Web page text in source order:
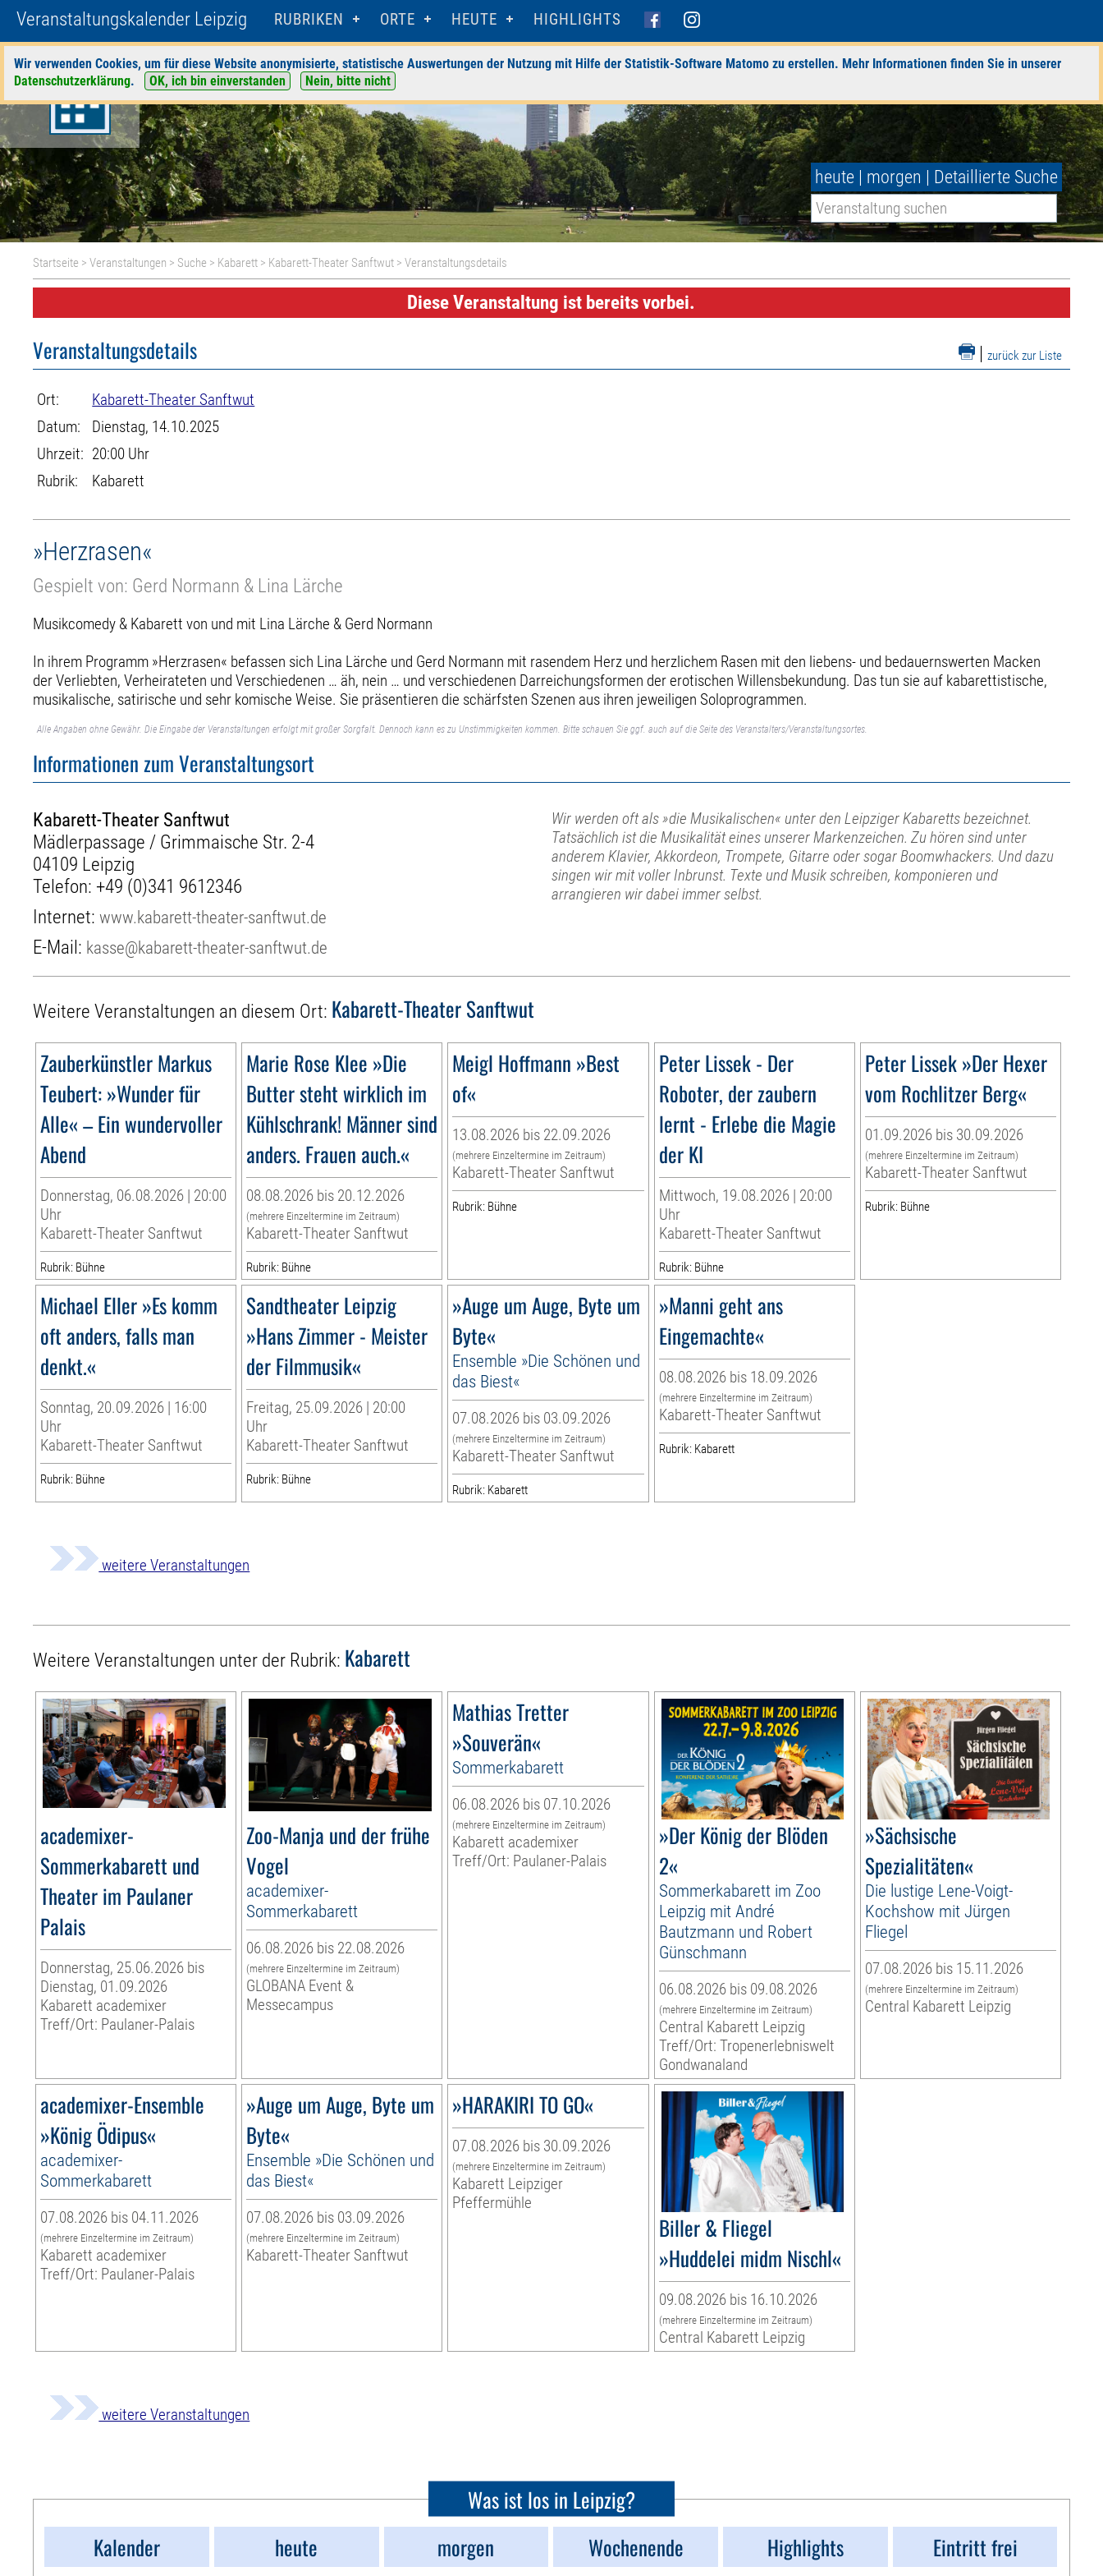
Veranstaltungskalender Leipzig RUBRIKEN ORTE HEUTE HIGHLIGHTS
Wir verwenden Cookies, um für diese Website anonymisierte, statistische Auswertungen der Nutzung mit Hilfe der Statistik-Software Matomo zu erstellen. Mehr Informationen finden Sie in unserer
Datenschutzerklärung. OK, ich bin einverstanden Nein, bitte nicht
heute | morgen | Detaillierte Suche
Startseite >Veranstaltungen > Suche > Kabarett > Kabarett-Theater Sanftwut > Veranstaltungsdetails
Diese Veranstaltung ist bereits vorbei.
| zurück zur Liste
Veranstaltungsdetails
Ort:
Kabarett-Theater Sanftwut
Datum:
Dienstag, 14.10.2025
Uhrzeit: 20:00 Uhr
Rubrik:
Kabarett
»Herzrasen«
Gespielt von: Gerd Normann & Lina Lärche
Musikcomedy & Kabarett von und mit Lina Lärche & Gerd Normann
In ihrem Programm »Herzrasen« befassen sich Lina Lärche und Gerd Normann mit rasendem Herz und herzlichem Rasen mit den liebens- und bedauernswerten Macken
der Verliebten, Verheirateten und Verschiedenen … äh, nein … und verschiedenen Darreichungsformen der erotischen Willensbekundung. Das tun sie auf kabarettistische,
musikalische, satirische und sehr komische Weise. Sie präsentieren die schärfsten Szenen aus ihren jeweiligen Soloprogrammen.
Alle Angaben ohne Gewähr. Die Eingabe der Veranstaltungen erfolgt mit großer Sorgfalt. Dennoch kann es zu Unstimmigkeiten kommen. Bitte schauen Sie ggf. auch auf die Seite des Veranstalters/Veranstaltungsortes.
Informationen zum Veranstaltungsort
Kabarett-Theater Sanftwut
Mädlerpassage / Grimmaische Str. 2-4
04109 Leipzig
Telefon: +49 (0)341 9612346
Internet:www.kabarett-theater-sanftwut.de
E-Mail: kasse@kabarett-theater-sanftwut.de
Wir werden oft als »die Musikalischen« unter den Leipziger Kabaretts bezeichnet.
Tatsächlich ist die Musikalität eines unserer Markenzeichen. Zu hören sind unter
anderem Klavier, Akkordeon, Trompete, Gitarre oder sogar Boomwhackers. Und dazu
singen wir mit voller Inbrunst. Texte und Musik schreiben, komponieren und
arrangieren wir dabei immer selbst.
Weitere Veranstaltungen an diesem Ort: Kabarett-Theater Sanftwut
Zauberkünstler Markus
Teubert: »Wunder für
Alle« – Ein wundervoller
Abend
Donnerstag, 06.08.2026 | 20:00
Uhr
Kabarett-Theater Sanftwut
Rubrik: Bühne
Marie Rose Klee »Die
Butter steht wirklich im
Kühlschrank! Männer sind
anders. Frauen auch.«
08.08.2026 bis 20.12.2026
(mehrere Einzeltermine im Zeitraum)
Kabarett-Theater Sanftwut
Rubrik: Bühne
Meigl Hoffmann »Best
of«
13.08.2026 bis 22.09.2026
(mehrere Einzeltermine im Zeitraum)
Kabarett-Theater Sanftwut
Rubrik: Bühne
Peter Lissek - Der
Roboter, der zaubern
lernt - Erlebe die Magie
der KI
Mittwoch, 19.08.2026 | 20:00
Uhr
Kabarett-Theater Sanftwut
Rubrik: Bühne
Peter Lissek »Der Hexer
vom Rochlitzer Berg«
01.09.2026 bis 30.09.2026
(mehrere Einzeltermine im Zeitraum)
Kabarett-Theater Sanftwut
Rubrik: Bühne
Michael Eller »Es komm
oft anders, falls man
denkt.«
Sonntag, 20.09.2026 | 16:00
Uhr
Kabarett-Theater Sanftwut
Rubrik: Bühne
Sandtheater Leipzig
»Hans Zimmer - Meister
der Filmmusik«
Freitag, 25.09.2026 | 20:00
Uhr
Kabarett-Theater Sanftwut
Rubrik: Bühne
»Auge um Auge, Byte um
Byte«
Ensemble »Die Schönen und
das Biest«
07.08.2026 bis 03.09.2026
(mehrere Einzeltermine im Zeitraum)
Kabarett-Theater Sanftwut
Rubrik: Kabarett
»Manni geht ans
Eingemachte«
08.08.2026 bis 18.09.2026
(mehrere Einzeltermine im Zeitraum)
Kabarett-Theater Sanftwut
Rubrik: Kabarett
weitere Veranstaltungen
Weitere Veranstaltungen unter der Rubrik: Kabarett
academixer-
Sommerkabarett und
Theater im Paulaner
Palais
Donnerstag, 25.06.2026 bis
Dienstag, 01.09.2026
Kabarett academixer
Treff/Ort: Paulaner-Palais
Zoo-Manja und der frühe
Vogel
academixer-
Sommerkabarett
06.08.2026 bis 22.08.2026
(mehrere Einzeltermine im Zeitraum)
GLOBANA Event &
Messecampus
Mathias Tretter
»Souverän«
Sommerkabarett
06.08.2026 bis 07.10.2026
(mehrere Einzeltermine im Zeitraum)
Kabarett academixer
Treff/Ort: Paulaner-Palais
»Der König der Blöden
2«
Sommerkabarett im Zoo
Leipzig mit André
Bautzmann und Robert
Günschmann
06.08.2026 bis 09.08.2026
(mehrere Einzeltermine im Zeitraum)
Central Kabarett Leipzig
Treff/Ort: Tropenerlebniswelt
Gondwanaland
»Sächsische
Spezialitäten«
Die lustige Lene-Voigt-
Kochshow mit Jürgen
Fliegel
07.08.2026 bis 15.11.2026
(mehrere Einzeltermine im Zeitraum)
Central Kabarett Leipzig
academixer-Ensemble
»König Ödipus«
academixer-
Sommerkabarett
07.08.2026 bis 04.11.2026
(mehrere Einzeltermine im Zeitraum)
Kabarett academixer
Treff/Ort: Paulaner-Palais
»Auge um Auge, Byte um
Byte«
Ensemble »Die Schönen und
das Biest«
07.08.2026 bis 03.09.2026
(mehrere Einzeltermine im Zeitraum)
Kabarett-Theater Sanftwut
»HARAKIRI TO GO«
07.08.2026 bis 30.09.2026
(mehrere Einzeltermine im Zeitraum)
Kabarett Leipziger
Pfeffermühle
Biller & Fliegel
»Huddelei midm Nischl«
09.08.2026 bis 16.10.2026
(mehrere Einzeltermine im Zeitraum)
Central Kabarett Leipzig
weitere Veranstaltungen
Was ist los in Leipzig?
Kalender
heute morgen Wochenende Highlights Eintritt frei